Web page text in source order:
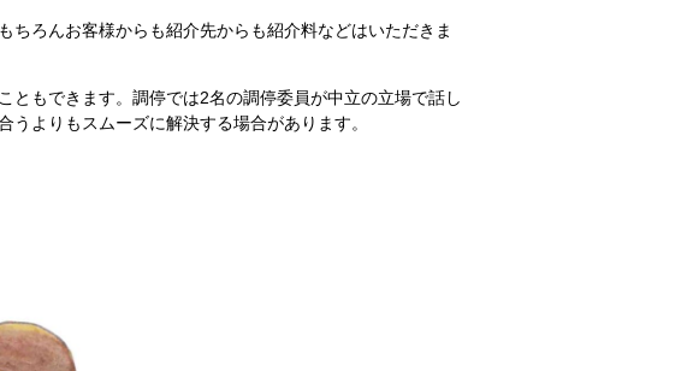
ろんお客様からも紹介先からも紹介料などはいただきま
もできます。調停では2名の調停委員が中立の立場で話し
よりもスムーズに解決する場合があります。
は遅れる場合がございます）